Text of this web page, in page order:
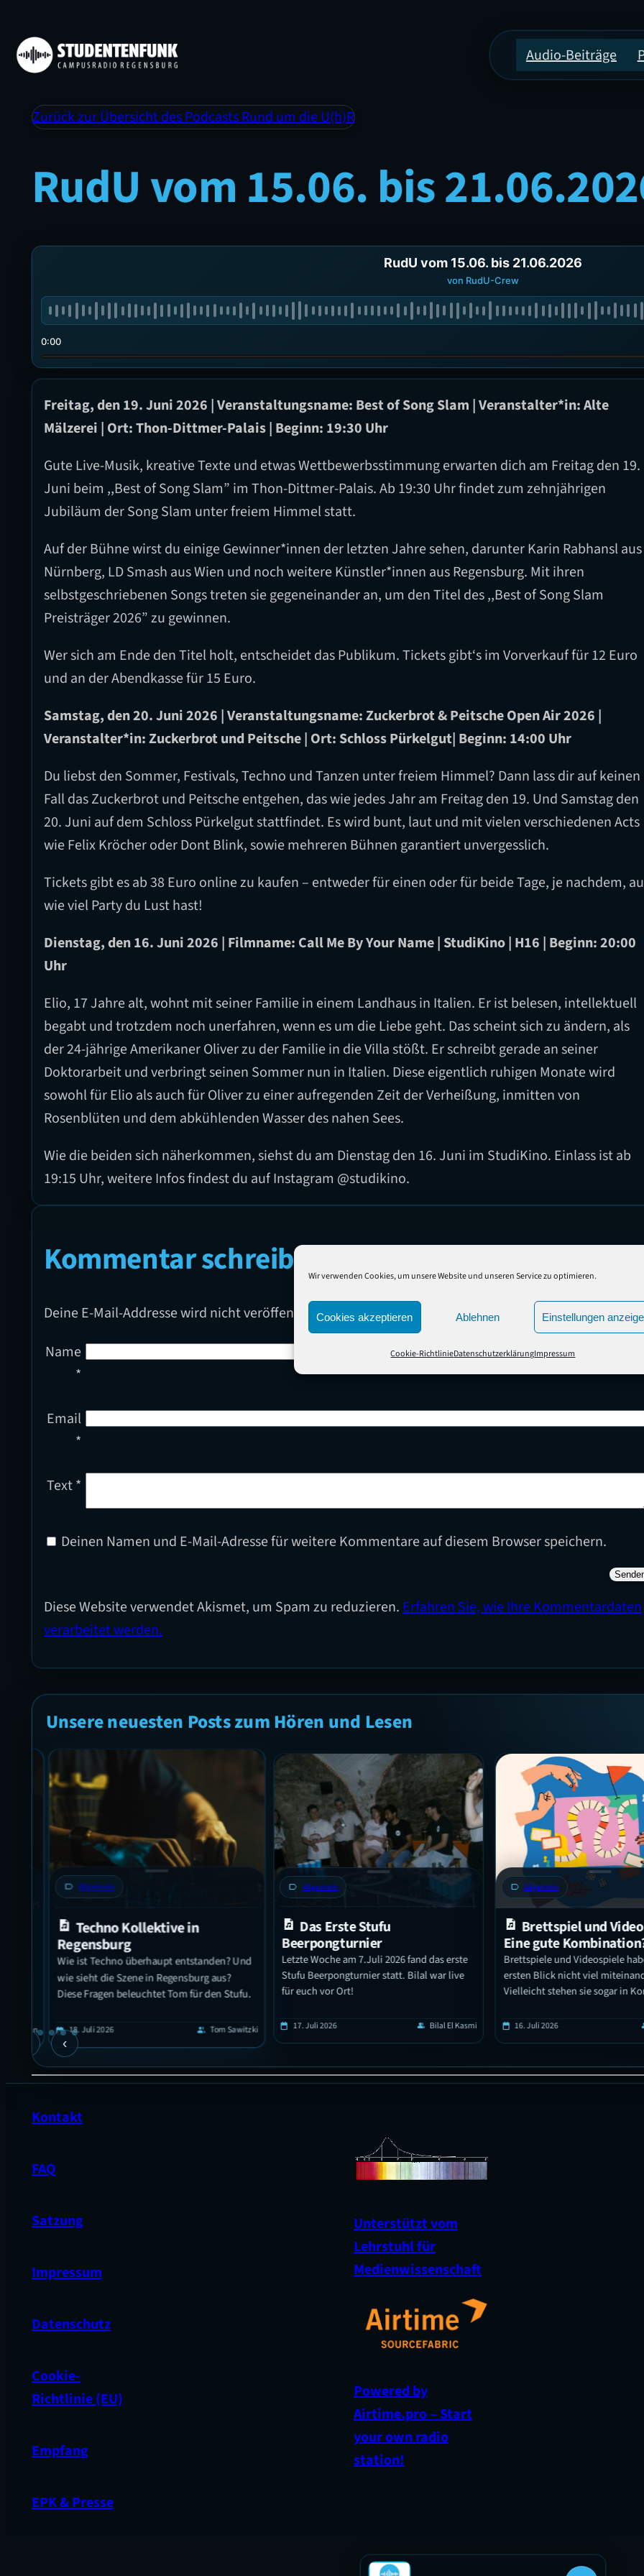
Wir verwenden Cookies, um unsere Website und unseren Service zu optimieren.
Cookies akzeptieren Ablehnen Einstellungen
Cookie-RichtlinieDatenschutzerklärungImpressum
Audio-Beiträge
Zurück zur Übersicht des Podcasts Rund um die U(h)R
RudU vom 15.06. bis
RudU vom 15.06. bis 21.06.2026
von RudU-Crew
0:00
Freitag, den 19. Juni 2026 | Veranstaltungsname: Best of Song Slam | Veranstalter*in: Alte
Mälzerei | Ort: Thon-Dittmer-Palais | Beginn: 19:30 Uhr
Gute Live-Musik, kreative Texte und etwas Wettbewerbsstimmung erwarten dich am Freitag den 19.
Juni beim ,,Best of Song Slam” im Thon-Dittmer-Palais. Ab 19:30 Uhr findet zum zehnjährigen
Jubiläum der Song Slam unter freiem Himmel statt.
Auf der Bühne wirst du einige Gewinner*innen der letzten Jahre sehen, darunter Karin Rabhansl aus
Nürnberg, LD Smash aus Wien und noch weitere Künstler*innen aus Regensburg. Mit ihren
selbstgeschriebenen Songs treten sie gegeneinander an, um den Titel des ,,Best of Song Slam
Preisträger 2026” zu gewinnen.
Wer sich am Ende den Titel holt, entscheidet das Publikum. Tickets gibt‘s im Vorverkauf für 12 Euro
und an der Abendkasse für 15 Euro.
Samstag, den 20. Juni 2026 | Veranstaltungsname: Zuckerbrot & Peitsche Open Air 2026 |
Veranstalter*in: Zuckerbrot und Peitsche | Ort: Schloss Pürkelgut| Beginn: 14:00 Uhr
Du liebst den Sommer, Festivals, Techno und Tanzen unter freiem Himmel? Dann lass dir auf keinen
Fall das Zuckerbrot und Peitsche entgehen, das wie jedes Jahr am Freitag den 19. Und Samstag den
20. Juni auf dem Schloss Pürkelgut stattfindet. Es wird bunt, laut und mit vielen verschiedenen Acts
wie Felix Kröcher oder Dont Blink, sowie mehreren Bühnen garantiert unvergesslich.
Tickets gibt es ab 38 Euro online zu kaufen – entweder für einen oder für beide Tage, je nachdem,
wie viel Party du Lust hast!
Dienstag, den 16. Juni 2026 | Filmname: Call Me By Your Name | StudiKino | H16 | Beginn: 20:00
Uhr
Elio, 17 Jahre alt, wohnt mit seiner Familie in einem Landhaus in Italien. Er ist belesen, intellektuell
begabt und trotzdem noch unerfahren, wenn es um die Liebe geht. Das scheint sich zu ändern, als
der 24-jährige Amerikaner Oliver zu der Familie in die Villa stößt. Er schreibt gerade an seiner
Doktorarbeit und verbringt seinen Sommer nun in Italien. Diese eigentlich ruhigen Monate wird
sowohl für Elio als auch für Oliver zu einer aufregenden Zeit der Verheißung, inmitten von
Rosenblüten und dem abkühlenden Wasser des nahen Sees.
Wie die beiden sich näherkommen, siehst du am Dienstag den 16. Juni im StudiKino. Einlass ist ab
19:15 Uhr, weitere Infos findest du auf Instagram @studikino.
Kommentar schreiben
Deine E-Mail-Addresse wird nicht veröffentlicht.
Name
*
Email
*
Text*
Deinen Namen und E-Mail-Adresse für weitere Kommentare auf diesem Browser speichern.
Diese Website verwendet Akismet, um Spam zu reduzieren.Erfahren Sie, wie Ihre Kommentardaten
verarbeitet werden.
Unsere neuesten Posts zum Hören und Lesen
label Allgemein
Techno Kollektive in
Regensburg
Wie ist Techno überhaupt entstanden? Und
wie sieht die Szene in Regensburg aus?
Diese Fragen beleuchtet Tom für den Stufu.
calendar_today 18. Juli 2026 group Tom Sawitzki
label Allgemein
Das Erste Stufu
Beerpongturnier
Letzte Woche am 7.Juli 2026 fand das erste
Stufu Beerpongturnier statt. Bilal war live
für euch vor Ort!
calendar_today 17. Juli 2026 group Bilal El Kasmi
label Allgemein
Brettspiel und
Eine gute Kombination?
Brettspiele und Videospiele
ersten Blick nicht viel
Vielleicht stehen sie sogar in
fallen viele Gemeinsamkeiten
zeigt sich, dass sie enger
Brettspielbegeisterte von Ihren
damit und es wird näher auf
calendar_today 16. Juli 2026 group
‹
Kontakt
FAQ
Satzung
Impressum
Datenschutz
Cookie-
Richtlinie (EU)
Empfang
EPK & Presse
Unterstützt vom
Lehrstuhl für
Medienwissenschaft
Powered by
Airtime.pro – Start
your own radio
station!